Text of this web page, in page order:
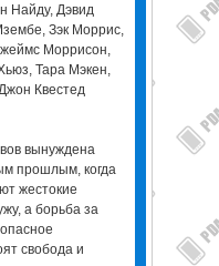
Найду, Дэвид
Зэк Моррис,
Моррисон,
Тара Мэкен,
Квестед
вынуждена
прошлым, когда
жестокие
а борьба за
свобода и